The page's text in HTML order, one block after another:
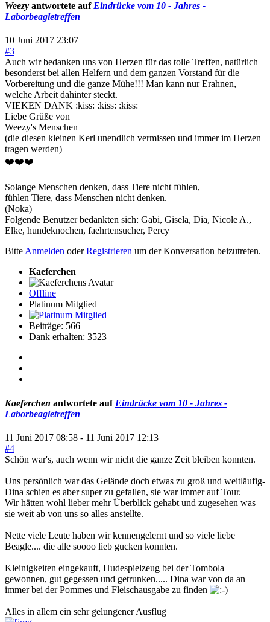
Weezy antwortete auf Eindrücke vom 10 - Jahres -
Laborbeagletreffen
10 Juni 2017 23:07
#3
Auch wir bedanken uns von Herzen für das tolle Treffen, natürlich
besonderst bei allen Helfern und dem ganzen Vorstand für die
Vorbereitung und die ganze Mühe!!! Man kann nur Erahnen,
welche Arbeit dahinter steckt.
VIEKEN DANK :kiss: :kiss: :kiss:
Liebe Grüße von
Weezy's Menschen
(die diesen kleinen Kerl unendlich vermissen und immer im Herzen
tragen werden)
❤️❤️❤️
Solange Menschen denken, dass Tiere nicht fühlen,
fühlen Tiere, dass Menschen nicht denken.
(Noka)
Folgende Benutzer bedankten sich: Gabi, Gisela, Dia, Nicole A.,
Elke, hundeknochen, faehrtensucher, Percy
BitteAnmelden oderRegistrieren um der Konversation beizutreten.
Kaeferchen
Offline
Platinum Mitglied
Beiträge: 566
Dank erhalten: 3523
Kaeferchen antwortete auf Eindrücke vom 10 - Jahres -
Laborbeagletreffen
11 Juni 2017 08:58 - 11 Juni 2017 12:13
#4
Schön war's, auch wenn wir nicht die ganze Zeit bleiben konnten.
Uns persönlich war das Gelände doch etwas zu groß und weitläufig-
Dina schien es aber super zu gefallen, sie war immer auf Tour.
Wir hätten wohl lieber mehr Überblick gehabt und zugesehen was
sie weit ab von uns so alles anstellte.
Nette viele Leute haben wir kennengelernt und so viele liebe
Beagle.... die alle soooo lieb gucken konnten.
Kleinigkeiten eingekauft, Hudespielzeug bei der Tombola
gewonnen, gut gegessen und getrunken..... Dina war von da an
immer bei der Pommes und Fleischausgabe zu finden
Alles in allem ein sehr gelungener Ausflug